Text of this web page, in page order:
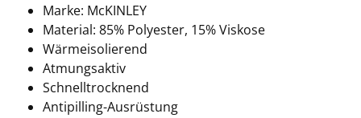
Marke: McKINLEY
Material: 85% Polyester, 15% Viskose
Wärmeisolierend
Atmungsaktiv
Schnelltrocknend
Antipilling-Ausrüstung